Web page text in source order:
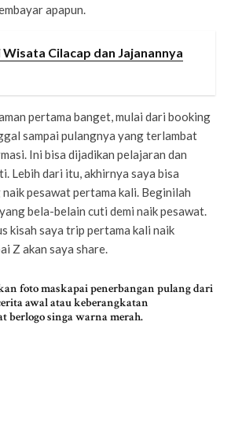
apapun.
Cilacap dan Jajanannya
pertama banget, mulai dari booking
sampai pulangnya yang terlambat
Ini bisa dijadikan pelajaran dan
Lebih dari itu, akhirnya saya bisa
pesawat pertama kali. Beginilah
bela-belain cuti demi naik pesawat.
kisah saya trip pertama kali naik
Z akan saya share.
foto maskapai penerbangan pulang dari
awal atau keberangkatan
berlogo singa warna merah.